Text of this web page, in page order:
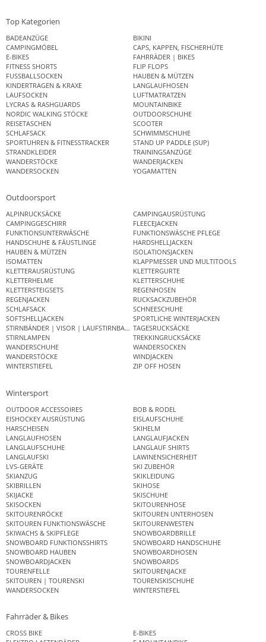
Top Kategorien
BADEANZÜGE
BIKINI
CAMPINGMÖBEL
CAPS, KAPPEN, FISCHERHÜTE
E-BIKES
FAHRRÄDER | BIKES
FITNESS SHORTS
FLIP FLOPS
FUSSBALLSOCKEN
HAUBEN & MÜTZEN
KINDERTRAGEN & KRAXE
LANGLAUFHOSEN
LAUFSOCKEN
LUFTMATRATZEN
LYCRAS & RASHGUARDS
MOUNTAINBIKE
NORDIC WALKING STÖCKE
OUTDOORSCHUHE
REISETASCHEN
SCOOTER
SCHLAFSACK
SCHWIMMSCHUHE
SPORTUHREN & FITNESSTRACKER
STAND UP PADDLE (SUP)
STRANDKLEIDER
TRAININGSANZÜGE
WANDERSTÖCKE
WANDERJACKEN
WANDERSOCKEN
YOGAMATTEN
Outdoorsport
ALPINRUCKSÄCKE
CAMPINGAUSRÜSTUNG
CAMPINGGESCHIRR
FLEECEJACKEN
FUNKTIONSUNTERWÄSCHE
FUNKTIONSWÄSCHE PFLEGE
HANDSCHUHE & FÄUSTLINGE
HARDSHELLJACKEN
HAUBEN & MÜTZEN
ISOLATIONSJACKEN
ISOMATTEN
KLAPPMESSER UND MULTITOOLS
KLETTERAUSRÜSTUNG
KLETTERGURTE
KLETTERHELME
KLETTERSCHUHE
KLETTERSTEIGSETS
REGENHOSEN
REGENJACKEN
RUCKSACKZUBEHÖR
SCHLAFSACK
SCHNEESCHUHE
SOFTSHELLJACKEN
SPORTLICHE WINTERJACKEN
STIRNBÄNDER | VISOR | LAUFSTIRNBANDTAGESRUCKSÄCKE
STIRNLAMPEN
TREKKINGRUCKSÄCKE
WANDERSCHUHE
WANDERSOCKEN
WANDERSTÖCKE
WINDJACKEN
WINTERSTIEFEL
ZIP OFF HOSEN
Wintersport
OUTDOOR ACCESSOIRES
BOB & RODEL
EISHOCKEY AUSRÜSTUNG
EISLAUFSCHUHE
HARSCHEISEN
SKIHELM
LANGLAUFHOSEN
LANGLAUFJACKEN
LANGLAUFSCHUHE
LANGLAUF SHIRTS
LANGLAUFSKI
LAWINENSICHERHEIT
LVS-GERÄTE
SKI ZUBEHÖR
SKIANZUG
SKIKLEIDUNG
SKIBRILLEN
SKIHOSE
SKIJACKE
SKISCHUHE
SKISOCKEN
SKITOURENHOSE
SKITOURENRÖCKE
SKITOUREN UNTERHOSEN
SKITOUREN FUNKTIONSWÄSCHE
SKITOURENWESTEN
SKIWACHS & SKIPFLEGE
SNOWBOARDBRILLE
SNOWBOARD FUNKTIONSSHIRTS
SNOWBOARD HANDSCHUHE
SNOWBOARD HAUBEN
SNOWBOARDHOSEN
SNOWBOARDJACKEN
SNOWBOARDS
TOURENFELLE
SKITOURENJACKE
SKITOUREN | TOURENSKI
TOURENSKISCHUHE
WANDERSOCKEN
WINTERSTIEFEL
Fahrräder & Bikes
CROSS BIKE
E-BIKES